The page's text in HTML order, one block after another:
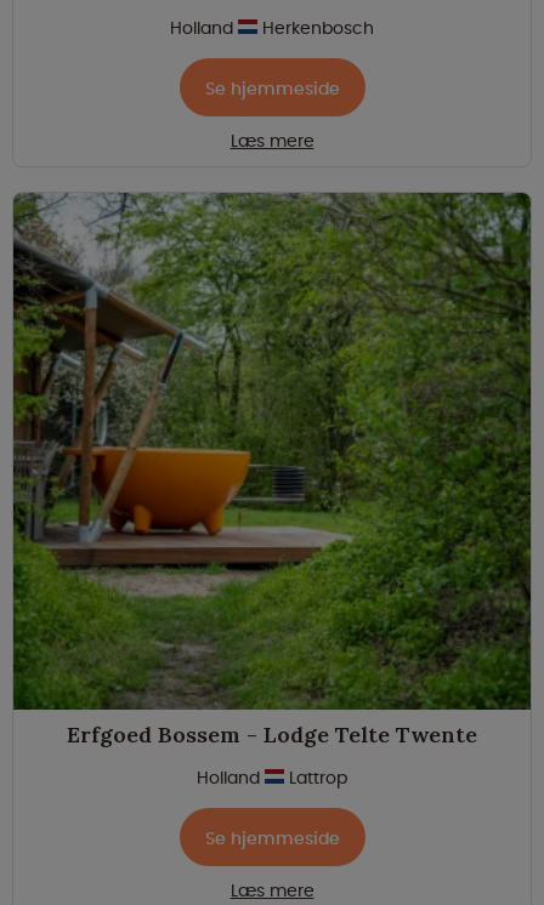
Holland Herkenbosch
Se hjemmeside
Læs mere
Erfgoed Bossem - Lodge Telte Twente
Holland Lattrop
Se hjemmeside
Læs mere